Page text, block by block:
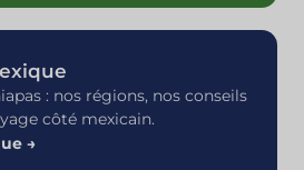
: nos régions, nos conseils
côté mexicain.
→